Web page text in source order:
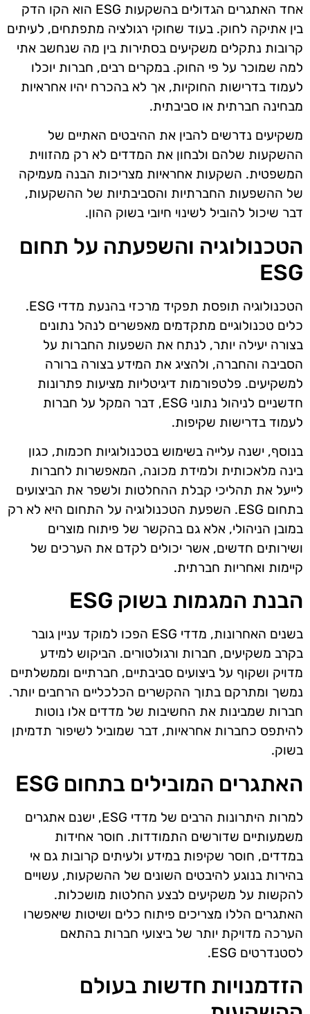
אחד האתגרים הגדולים בהשקעות ESG הוא הקו הדק
בין אתיקה לחוק. בעוד שחוקי רגולציה מתפתחים, לעיתים
קרובות נתקלים משקיעים בסתירות בין מה שנחשב אתי
למה שמוכר על פי החוק. במקרים רבים, חברות יוכלו
לעמוד בדרישות החוקיות, אך לא בהכרח יהיו אחראיות
מבחינה חברתית או סביבתית.
משקיעים נדרשים להבין את ההיבטים האתיים של
ההשקעות שלהם ולבחון את המדדים לא רק מהזווית
המשפטית. השקעות אחראיות מצריכות הבנה מעמיקה
של ההשפעות החברתיות והסביבתיות של ההשקעות,
דבר שיכול להוביל לשינוי חיובי בשוק ההון.
הטכנולוגיה והשפעתה על תחום
ESG
הטכנולוגיה תופסת תפקיד מרכזי בהנעת מדדי ESG.
כלים טכנולוגיים מתקדמים מאפשרים לנהל נתונים
בצורה יעילה יותר, לנתח את השפעות החברות על
הסביבה והחברה, ולהציג את המידע בצורה ברורה
למשקיעים. פלטפורמות דיגיטליות מציעות פתרונות
חדשניים לניהול נתוני ESG, דבר המקל על חברות
לעמוד בדרישות שקיפות.
בנוסף, ישנה עלייה בשימוש בטכנולוגיות חכמות, כגון
בינה מלאכותית ולמידת מכונה, המאפשרות לחברות
לייעל את תהליכי קבלת ההחלטות ולשפר את הביצועים
בתחום ESG. השפעת הטכנולוגיה על התחום היא לא רק
במובן הניהולי, אלא גם בהקשר של פיתוח מוצרים
ושירותים חדשים, אשר יכולים לקדם את הערכים של
קיימות ואחריות חברתית.
הבנת המגמות בשוק ESG
בשנים האחרונות, מדדי ESG הפכו למוקד עניין גובר
בקרב משקיעים, חברות ורגולטורים. הביקוש למידע
מדויק ושקוף על ביצועים סביבתיים, חברתיים וממשלתיים
נמשך ומתרקם בתוך ההקשרים הכלכליים הרחבים יותר.
חברות שמבינות את החשיבות של מדדים אלו נוטות
להיתפס כחברות אחראיות, דבר שמוביל לשיפור תדמיתן
בשוק.
האתגרים המובילים בתחום ESG
למרות היתרונות הרבים של מדדי ESG, ישנם אתגרים
משמעותיים שדורשים התמודדות. חוסר אחידות
במדדים, חוסר שקיפות במידע ולעיתים קרובות גם אי
בהירות בנוגע להיבטים השונים של ההשקעות, עשויים
להקשות על משקיעים לבצע החלטות מושכלות.
האתגרים הללו מצריכים פיתוח כלים ושיטות שיאפשרו
הערכה מדויקת יותר של ביצועי חברות בהתאם
לסטנדרטים ESG.
הזדמנויות חדשות בעולם